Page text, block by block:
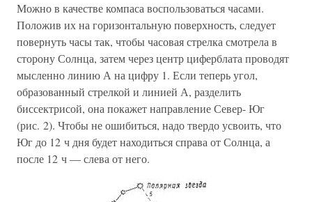
Можно в качестве компаса воспользоваться часами.
Положив их на горизонтальную поверхность, следует
повернуть часы так, чтобы часовая стрелка смотрела в
сторону Солнца, затем через центр циферблата проводят
мысленно линию А на цифру 1. Если теперь угол,
образованный стрелкой и линией А, разделить
биссектрисой, она покажет направление Север- Юг
(рис. 2). Чтобы не ошибиться, надо твердо усвоить, что
Юг до 12 ч дня будет находиться справа от Солнца, а
после 12 ч — слева от него.